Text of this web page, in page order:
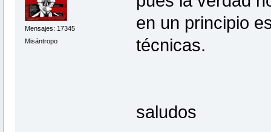
Mensajes: 17345
Misántropo
en un principio
técnicas.
saludos